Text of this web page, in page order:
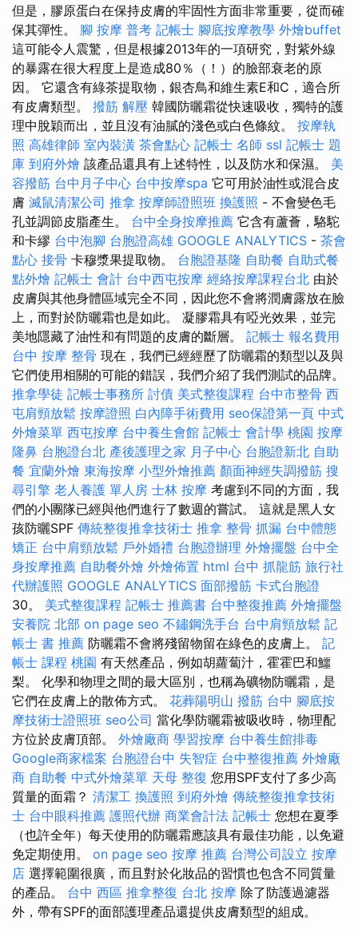
但是，膠原蛋白在保持皮膚的牢固性方面非常重要，從而確
保其彈性。 腳 按摩 普考 記帳士 腳底按摩教學 外燴buffet
這可能令人震驚，但是根據2013年的一項研究，對紫外線
的暴露在很大程度上是造成80％（！）的臉部衰老的原
因。 它還含有綠茶提取物，銀杏鳥和維生素E和C，適合所
有皮膚類型。 撥筋 解壓 韓國防曬霜從快速吸收，獨特的護
理中脫穎而出，並且沒有油膩的淺色或白色條紋。 按摩執
照 高雄律師 室內裝潢 茶會點心 記帳士 名師 ssl 記帳士 題
庫 到府外燴 該產品還具有上述特性，以及防水和保濕。 美
容撥筋 台中月子中心 台中按摩spa 它可用於油性或混合皮
膚 滅鼠清潔公司 推拿 按摩師證照班 換護照 - 不會變色毛
孔並調節皮脂產生。 台中全身按摩推薦 它含有蘆薈，駱駝
和卡繆 台中泡腳 台胞證高雄 GOOGLE ANALYTICS - 茶會
點心 接骨 卡穆漿果提取物。 台胞證基隆 自助餐 自助式餐
點外燴 記帳士 會計 台中西屯按摩 經絡按摩課程台北 由於
皮膚與其他身體區域完全不同，因此您不會將潤膚露放在臉
上，而對於防曬霜也是如此。 凝膠霜具有啞光效果，並完
美地隱藏了油性和有問題的皮膚的斷層。 記帳士 報名費用
台中 按摩 整骨 現在，我們已經經歷了防曬霜的類型以及與
它們使用相關的可能的錯誤，我們介紹了我們測試的品牌。
推拿學徒 記帳士事務所 討債 美式整復課程 台中市整骨 西
屯肩頸放鬆 按摩證照 白內障手術費用 seo保證第一頁 中式
外燴菜單 西屯按摩 台中養生會館 記帳士 會計學 桃園 按摩
隆鼻 台胞證台北 產後護理之家 月子中心 台胞證新北 自助
餐 宜蘭外燴 東海按摩 小型外燴推薦 顏面神經失調撥筋 搜
尋引擎 老人養護 單人房 士林 按摩 考慮到不同的方面，我
們的小團隊已經與他們進行了數週的嘗試。 這就是黑人女
孩防曬SPF 傳統整復推拿技術士 推拿 整骨 抓漏 台中體態
矯正 台中肩頸放鬆 戶外婚禮 台胞證辦理 外燴擺盤 台中全
身按摩推薦 自助餐外燴 外燴佈置 html 台中 抓龍筋 旅行社
代辦護照 GOOGLE ANALYTICS 面部撥筋 卡式台胞證
30。 美式整復課程 記帳士 推薦書 台中整復推薦 外燴擺盤
安養院 北部 on page seo 不鏽鋼洗手台 台中肩頸放鬆 記
帳士 書 推薦 防曬霜不會將殘留物留在綠色的皮膚上。 記
帳士 課程 桃園 有天然產品，例如胡蘿蔔汁，霍霍巴和鱷
梨。 化學和物理之間的最大區別，也稱為礦物防曬霜，是
它們在皮膚上的散佈方式。 花葬陽明山 撥筋 台中 腳底按
摩技術士證照班 seo公司 當化學防曬霜被吸收時，物理配
方位於皮膚頂部。 外燴廠商 學習按摩 台中養生館排毒
Google商家檔案 台胞證台中 失智症 台中整復推薦 外燴廠
商 自助餐 中式外燴菜單 天母 整復 您用SPF支付了多少高
質量的面霜？ 清潔工 換護照 到府外燴 傳統整復推拿技術
士 台中眼科推薦 護照代辦 商業會計法 記帳士 您想在夏季
（也許全年）每天使用的防曬霜應該具有最佳功能，以免避
免定期使用。 on page seo 按摩 推薦 台灣公司設立 按摩
店 選擇範圍很廣，而且對於化妝品的習慣也包含不同質量
的產品。 台中 西區 推拿整復 台北 按摩 除了防護過濾器
外，帶有SPF的面部護理產品還提供皮膚類型的組成。